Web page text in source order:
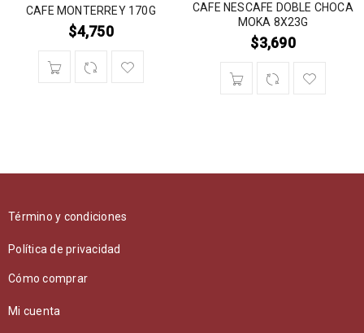
CAFE MONTERREY 170G
$4,750
CAFE NESCAFE DOBLE CHOCA
MOKA 8X23G
$3,690
Término y condiciones
Política de privacidad
Cómo comprar
Mi cuenta